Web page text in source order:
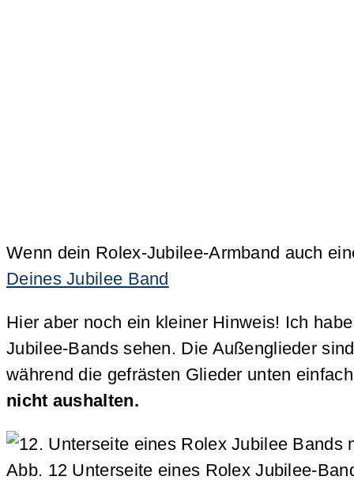
Wenn dein Rolex-Jubilee-Armband auch
Deines Jubilee Band
Hier aber noch ein kleiner Hinweis! Ich
Jubilee-Bands sehen. Die Außenglieder
während die gefrästen Glieder unten
nicht aushalten.
Abb. 12 Unterseite eines Rolex Jubilee-